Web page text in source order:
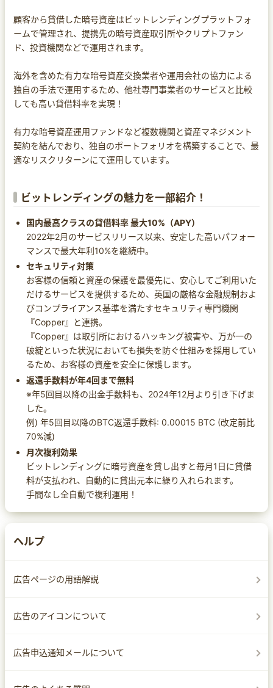
顧客から貸借した暗号資産はビットレンディングプラットフォ
ームで管理され、提携先の暗号資産取引所やクリプトファン
ド、投資機関などで運用されます。
海外を含めた有力な暗号資産交換業者や運用会社の協力による
独自の手法で運用するため、他社専門事業者のサービスと比較
しても高い貸借料率を実現！
有力な暗号資産運用ファンドなど複数機関と資産マネジメント
契約を結んでおり、独自のポートフォリオを構築することで、最
適なリスクリターンにて運用しています。
ビットレンディングの魅力を一部紹介！
国内最高クラスの貸借料率 最大10%（APY）
2022年2月のサービスリリース以来、安定した高いパフォー
マンスで最大年利10%を継続中。
セキュリティ対策
お客様の信頼と資産の保護を最優先に、安心してご利用いた
だけるサービスを提供するため、英国の厳格な金融規制およ
びコンプライアンス基準を満たすセキュリティ専門機関
『Copper』と連携。
『Copper』は取引所におけるハッキング被害や、万が一の
破綻といった状況においても損失を防ぐ仕組みを採用してい
るため、お客様の資産を安全に保護します。
返還手数料が年4回まで無料
※年5回目以降の出金手数料も、2024年12月より引き下げま
した。
例) 年5回目以降のBTC返還手数料: 0.00015 BTC (改定前比
70%減)
月次複利効果
ビットレンディングに暗号資産を貸し出すと毎月1日に貸借
料が支払われ、自動的に貸出元本に繰り入れられます。
手間なし全自動で複利運用！
ヘルプ
広告ページの用語解説
広告のアイコンについて
広告申込通知メールについて